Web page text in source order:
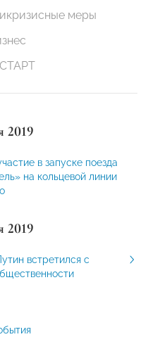
меры
2019
в запуске поезда
на кольцевой линии
2019
встретился с